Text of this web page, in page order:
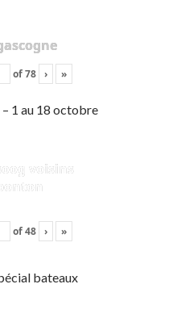
of78 › »
1 au 18 octobre
voisins
of48 › »
bateaux